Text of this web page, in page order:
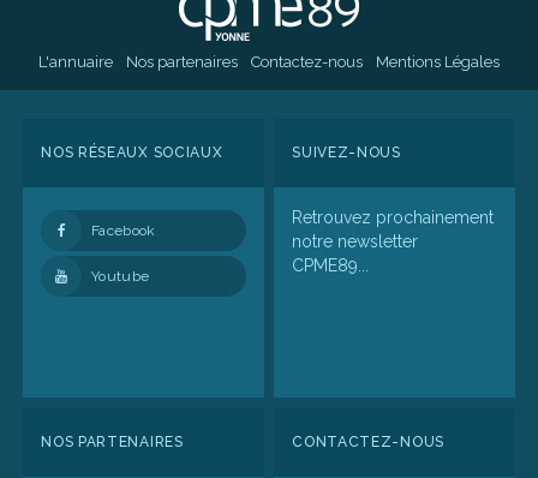
L'annuaire Nos partenaires Contactez-nous Mentions Légales
NOS RÉSEAUX SOCIAUX
Facebook
Youtube
SUIVEZ-NOUS
Retrouvez prochainement
notre newsletter
CPME89...
NOS PARTENAIRES CONTACTEZ-NOUS